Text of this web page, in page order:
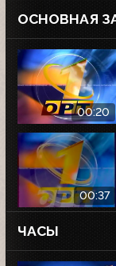
ОСНОВНАЯ
00:20
00:37
ЧАСЫ